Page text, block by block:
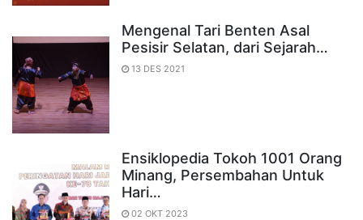
Mengenal Tari Benten Asal
Pesisir Selatan, dari Sejarah…
13 DES 2021
Ensiklopedia Tokoh 1001 Orang
Minang, Persembahan Untuk
Hari…
02 OKT 2023